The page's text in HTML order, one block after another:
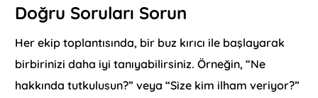
Doğru Soruları Sorun
Her ekip toplantısında, bir buz kırıcı ile başlayarak
birbirinizi daha iyi tanıyabilirsiniz. Örneğin, “Ne
hakkında tutkulusun?” veya “Size kim ilham veriyor?”